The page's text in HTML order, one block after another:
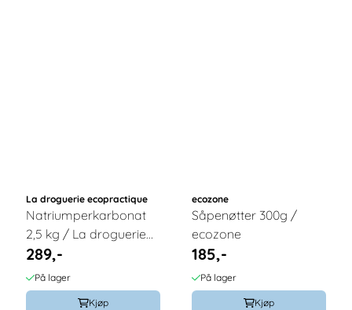
La droguerie ecopractique
Natriumperkarbonat
2,5 kg / La droguerie
écopractique
289,-
På lager
Kjøp
ecozone
Såpenøtter 300g /
ecozone
185,-
På lager
Kjøp